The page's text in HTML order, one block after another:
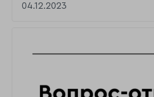
04.12.2023